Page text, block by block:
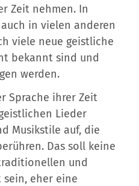
Zeit nehmen. In
in vielen anderen
viele neue geistliche
bekannt sind und
werden.
Sprache ihrer Zeit
Lieder
Musikstile auf, die
Das soll keine
und
eher eine